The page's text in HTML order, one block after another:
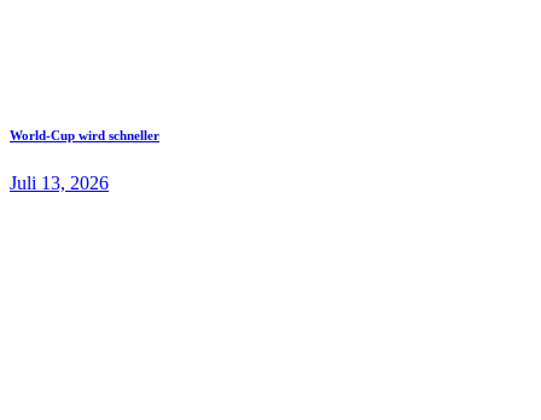
World-Cup wird schneller
Juli 13, 2026